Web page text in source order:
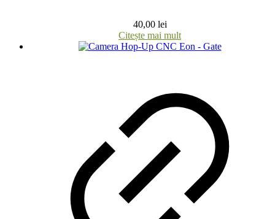
40,00 lei
Citește mai mult